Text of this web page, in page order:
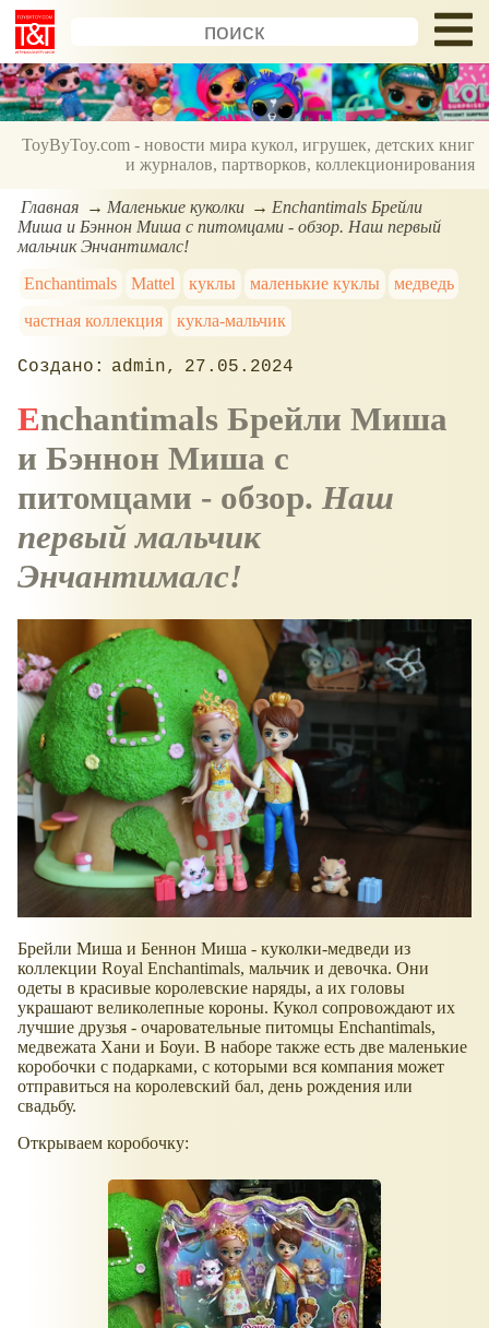
ToyByToy.com - новости мира кукол, игрушек, детских книг
и журналов, партворков, коллекционирования
Главная Маленькие куколки
Enchantimals Брейли
Миша и Бэннон Миша с питомцами - обзор. Наш первый
мальчик Энчантималс!
Enchantimals
Mattel куклы маленькие куклы
медведь
частная коллекция
кукла-мальчик
admin 27.05.2024
Enchantimals Брейли Миша
и Бэннон Миша с
питомцами - обзор. Наш
первый мальчик
Энчантималс!
Брейли Миша и Беннон Миша - куколки-медведи из
коллекции Royal Enchantimals, мальчик и девочка. Они
одеты в красивые королевские наряды, а их головы
украшают великолепные короны. Кукол сопровождают их
лучшие друзья - очаровательные питомцы Enchantimals,
медвежата Хани и Боуи. В наборе также есть две маленькие
коробочки с подарками, с которыми вся компания может
отправиться на королевский бал, день рождения или
свадьбу.
Открываем коробочку: